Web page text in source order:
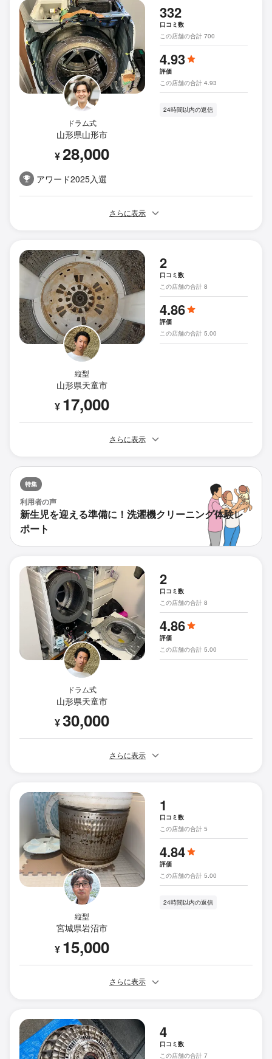
ドラム式
山形県山形市
¥28,000
アワード2025入選
332
口コミ数
この店舗の合計 700
4.93
評価
この店舗の合計 4.93
24時間以内の返信
さらに表示
縦型
山形県天童市
¥ 17,000
2
口コミ数
この店舗の合計 8
4.86
評価
この店舗の合計 5.00
さらに表示
特集
利用者の声
新生児を迎える準備に！洗濯機クリーニング体験レ
ポート
ドラム式
山形県天童市
¥30,000
2
口コミ数
この店舗の合計 8
4.86
評価
この店舗の合計 5.00
さらに表示
縦型
宮城県岩沼市
¥ 15,000
1
口コミ数
この店舗の合計 5
4.84
評価
この店舗の合計 5.00
24時間以内の返信
さらに表示
4
口コミ数
この店舗の合計 7